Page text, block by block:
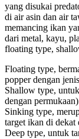
yang disukai
di air asin dan air
memancing ikan
dari metal, kayu,
floating type,
Floating type,
popper dengan
Shallow type,
dengan
Sinking type,
target ikan di dekat
Deep type, untuk